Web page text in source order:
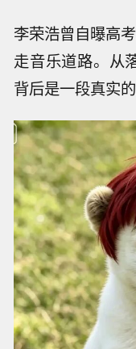
李荣浩曾自曝高
走音乐道路。从
背后是一段真实的